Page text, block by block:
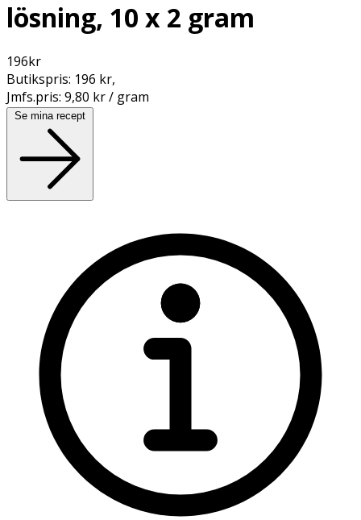
lösning, 10 x 2 gram
196kr
Butikspris: 196 kr,
Jmfs.pris: 9,80 kr / gram
Se mina recept